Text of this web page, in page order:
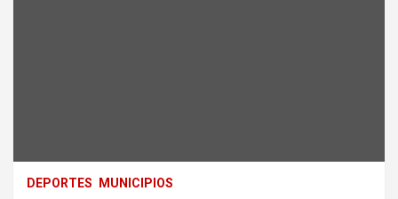
DEPORTES MUNICIPIOS